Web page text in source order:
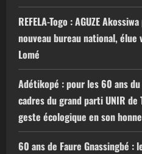
REFELA-Togo : AGUZE
nouveau bureau national,
Lomé
Adétikopé : pour les 60 ans
cadres du grand parti UNIR
geste écologique en son
60 ans de Faure Gnassingbé :